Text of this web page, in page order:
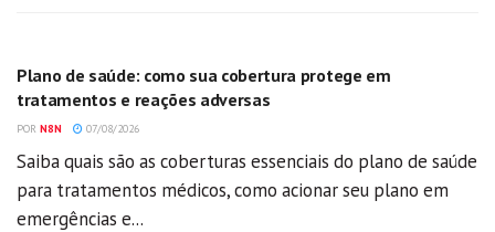
Plano de saúde: como sua cobertura protege em
tratamentos e reações adversas
POR N8N 07/08/2026
Saiba quais são as coberturas essenciais do plano de saúde
para tratamentos médicos, como acionar seu plano em
emergências e...